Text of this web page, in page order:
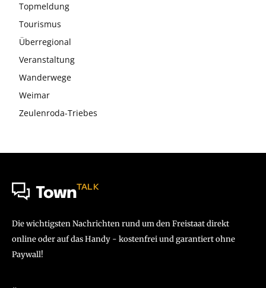
Topmeldung
Tourismus
Überregional
Veranstaltung
Wanderwege
Weimar
Zeulenroda-Triebes
TownTALK
Die wichtigsten Nachrichten rund um den Freistaat direkt
online oder auf das Handy - kostenfrei und garantiert ohne
Paywall!